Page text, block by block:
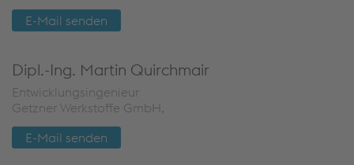
E-Mail senden
Dipl.-Ing. Martin Quirchmair
Entwicklungsingenieur
Getzner Werkstoffe GmbH,
E-Mail senden